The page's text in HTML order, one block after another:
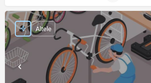
Altele